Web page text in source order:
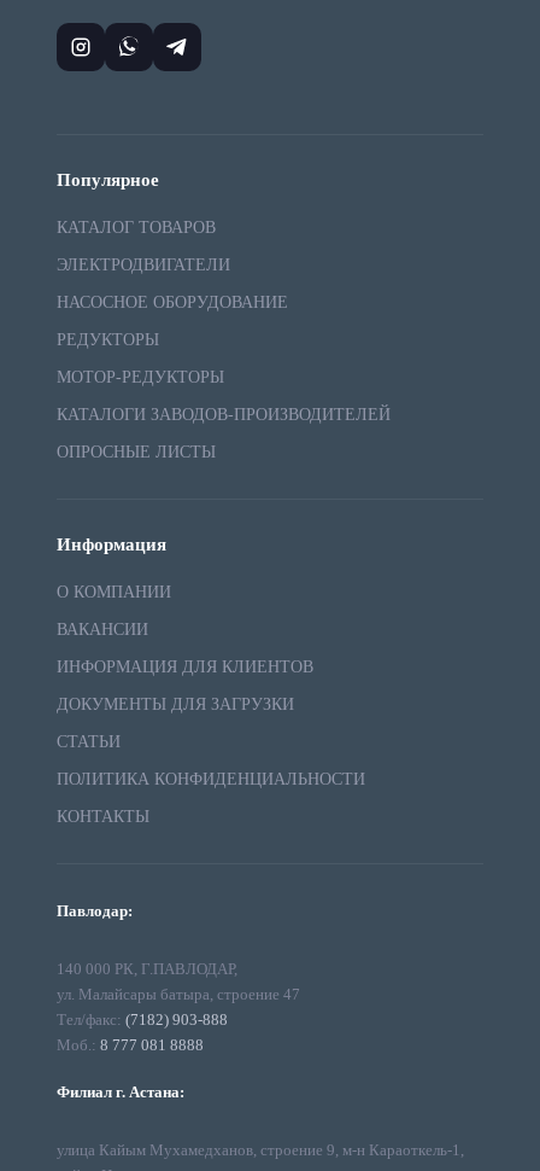
Популярное
КАТАЛОГ ТОВАРОВ
ЭЛЕКТРОДВИГАТЕЛИ
НАСОСНОЕ ОБОРУДОВАНИЕ
РЕДУКТОРЫ
МОТОР-РЕДУКТОРЫ
КАТАЛОГИ ЗАВОДОВ-ПРОИЗВОДИТЕЛЕЙ
ОПРОСНЫЕ ЛИСТЫ
Информация
О КОМПАНИИ
ВАКАНСИИ
ИНФОРМАЦИЯ ДЛЯ КЛИЕНТОВ
ДОКУМЕНТЫ ДЛЯ ЗАГРУЗКИ
СТАТЬИ
ПОЛИТИКА КОНФИДЕНЦИАЛЬНОСТИ
КОНТАКТЫ
Павлодар:
140 000 РК, Г.ПАВЛОДАР,
ул. Малайсары батыра, строение 47
Тел/факс: (7182) 903-888
Моб.: 8 777 081 8888
Филиал г. Астана:
улица Кайым Мухамедханов, строение 9, м-н Караоткель-1,